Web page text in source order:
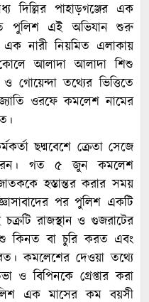
পাহাড়গঞ্জের এক
পুলিশ এই অভিযান শুরু
নারী নিয়মিত এলাকায়
আলাদা আলাদা শিশু
গোয়েন্দা তথ্যের ভিত্তিতে
ওরফে কমলেশ নামের
ছদ্মবেশে ক্রেতা সেজে
গত ৫ জুন কমলেশ
হস্তান্তর করার সময়
পর পুলিশ একটি
রাজস্থান ও গুজরাটের
কিনত বা চুরি করত এবং
কমলেশের দেওয়া তথ্যে
ও বিপিনকে গ্রেপ্তার করা
এক মাসের কম বয়সী